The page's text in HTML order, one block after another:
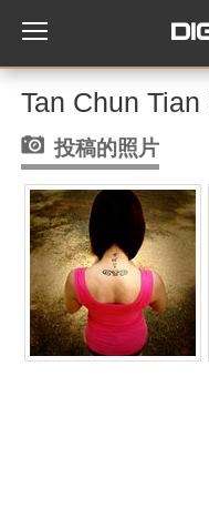
Tan Chun
投稿的照片